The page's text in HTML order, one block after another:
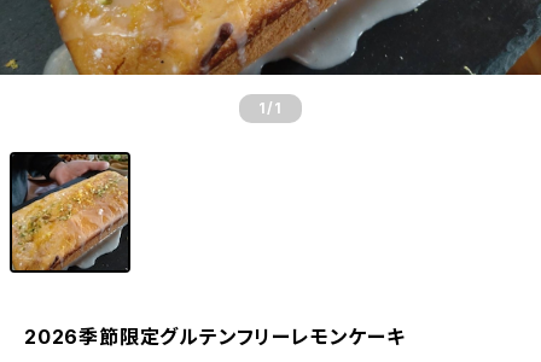
1 /1
2026季節限定グルテンフリーレモンケーキ